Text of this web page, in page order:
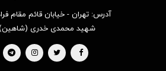
آدرس: تهران - خیابان قائم مقام
شهید محمدی خدری (شاهین)